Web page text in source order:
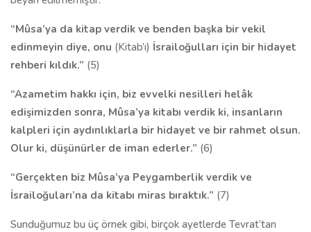
“Mûsa’ya da kitap verdik ve benden başka bir vekil
edinmeyin diye, onu (Kitab’ı) İsrailoğulları için bir hidayet
rehberi kıldık.” (5)
“Azametim hakkı için, biz evvelki nesilleri helâk
edişimizden sonra, Mûsa’ya kitabı verdik ki, insanların
kalpleri için aydınlıklarla bir hidayet ve bir rahmet olsun.
Olur ki, düşünürler de iman ederler.” (6)
“Gerçekten biz Mûsa’ya Peygamberlik verdik ve
İsrailoğuları’na da kitabı miras bıraktık.” (7)
Sunduğumuz bu üç örnek gibi, birçok ayetlerde Tevrat’tan